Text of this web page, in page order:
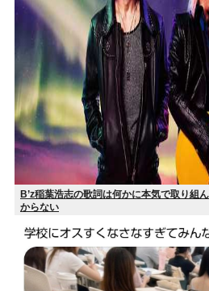
B’z稲葉浩志の歌詞は何かに本気で取り組
からない